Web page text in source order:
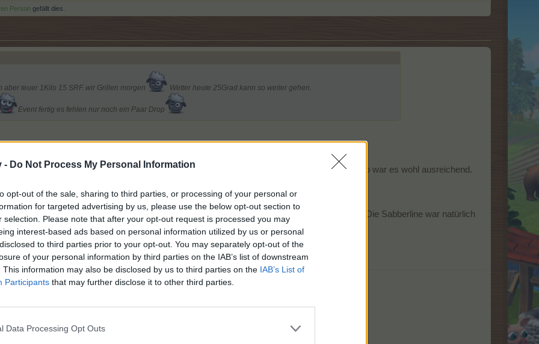
- Do Not Process My Personal Information
opt-out of the sale, sharing to third parties, or processing of your personal or
for targeted advertising by us, please use the below opt-out section to
selection. Please note that after your opt-out request is processed you may
interest-based ads based on personal information utilized by us or personal
to third parties prior to your opt-out. You may separately opt-out of the
of your personal information by third parties on the IAB’s list of downstream
This information may also be disclosed by us to third parties on the IAB’s List of
Participants that may further disclose it to other third parties.
Data Processing Opt Outs
Person gefällt dies.
teuer 1Kilo 15 SRF. wir Grillen morgen Wetter heute 25Grad kann so weiter gehen.
Event fertig es fehlen nur noch ein Paar Drop
aber es war bedeckt und nur 17 Grad.
alle wollten was mitnehmen. Übriggeblieben ist ein Frühstück für den Lütten. Also war es wohl ausreichend.
sie hatte Bauchweh. Aber mein Bruder war trotzdem da. Nur das zählt für mich. Die Sabberline war natürlich
anfänglichen Schwierigkeiten lief es aber gut.